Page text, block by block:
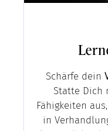
Schärfe dein
Statte Dich
Fähigkeiten
in